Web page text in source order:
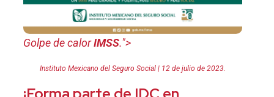
Golpe de calorIMSS.">
Instituto Mexicano del Seguro Social | 12 de julio de 2023.